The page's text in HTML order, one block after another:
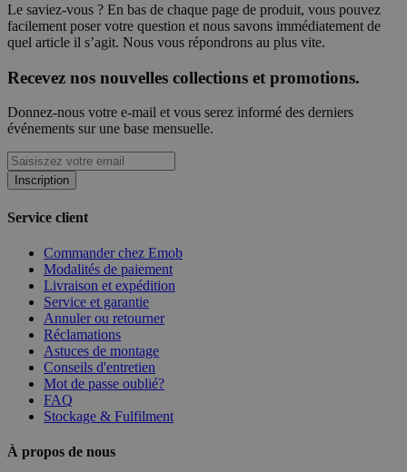
Le saviez-vous ? En bas de chaque page de produit, vous pouvez
facilement poser votre question et nous savons immédiatement de
quel article il s’agit. Nous vous répondrons au plus vite.
Recevez nos nouvelles collections et promotions.
Donnez-nous votre e-mail et vous serez informé des derniers
événements sur une base mensuelle.
Inscription
Service client
Commander chez Emob
Modalités de paiement
Livraison et expédition
Service et garantie
Annuler ou retourner
Réclamations
Astuces de montage
Conseils d'entretien
Mot de passe oublié?
FAQ
Stockage & Fulfilment
À propos de nous